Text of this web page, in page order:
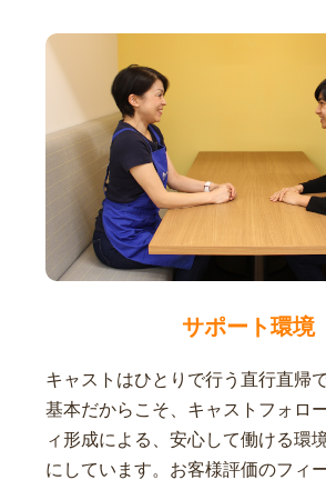
サポート環境
キャストはひとりで行う直行直帰
基本だからこそ、キャストフォロ
ィ形成による、安心して働ける環
にしています。お客様評価のフィ